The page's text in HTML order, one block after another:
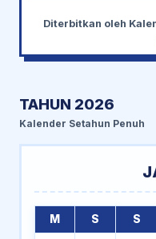
Diterbitkan oleh
TAHUN 2026
Kalender Setahun Penuh
M S S